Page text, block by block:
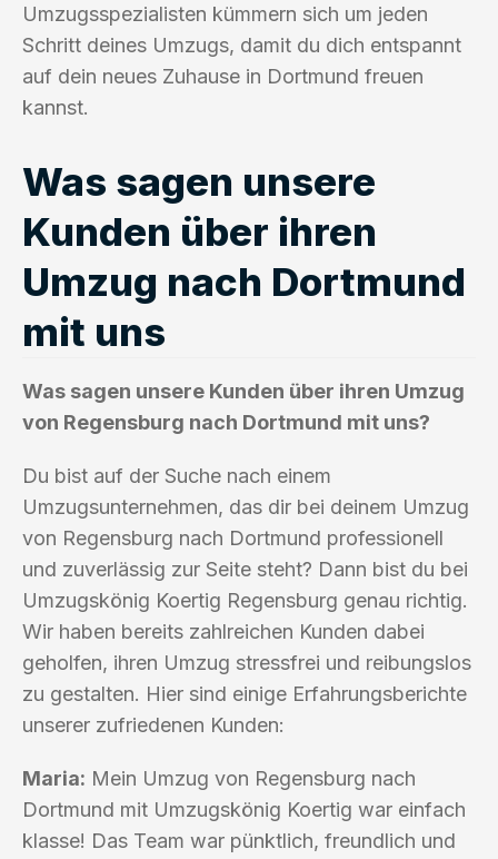
Umzugsspezialisten kümmern sich um jeden
Schritt deines Umzugs, damit du dich entspannt
auf dein neues Zuhause in Dortmund freuen
kannst.
Was sagen unsere
Kunden über ihren
Umzug nach Dortmund
mit uns
Was sagen unsere Kunden über ihren Umzug
von Regensburg nach Dortmund mit uns?
Du bist auf der Suche nach einem
Umzugsunternehmen, das dir bei deinem Umzug
von Regensburg nach Dortmund professionell
und zuverlässig zur Seite steht? Dann bist du bei
Umzugskönig Koertig Regensburg genau richtig.
Wir haben bereits zahlreichen Kunden dabei
geholfen, ihren Umzug stressfrei und reibungslos
zu gestalten. Hier sind einige Erfahrungsberichte
unserer zufriedenen Kunden:
Maria: Mein Umzug von Regensburg nach
Dortmund mit Umzugskönig Koertig war einfach
klasse! Das Team war pünktlich, freundlich und